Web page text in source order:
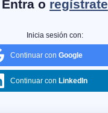
Entra o regístrate
Inicia sesión con:
Continuar con Google
Continuar con LinkedIn